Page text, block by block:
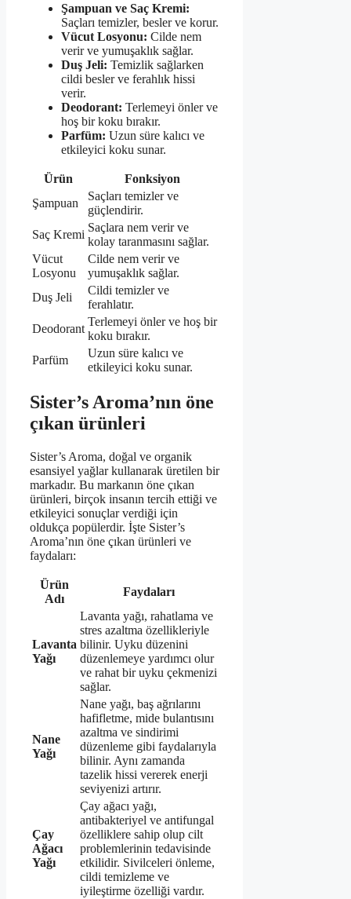
Şampuan ve Saç Kremi:
Saçları temizler, besler ve korur.
Vücut Losyonu: Cilde nem
verir ve yumuşaklık sağlar.
Duş Jeli: Temizlik sağlarken
cildi besler ve ferahlık hissi
verir.
Deodorant: Terlemeyi önler ve
hoş bir koku bırakır.
Parfüm: Uzun süre kalıcı ve
etkileyici koku sunar.
Ürün
Fonksiyon
Şampuan
Saçları temizler ve
güçlendirir.
Saç Kremi
Saçlara nem verir ve
kolay taranmasını sağlar.
Vücut
Losyonu
Cilde nem verir ve
yumuşaklık sağlar.
Duş Jeli
Cildi temizler ve
ferahlatır.
Deodorant
Terlemeyi önler ve hoş bir
koku bırakır.
Parfüm
Uzun süre kalıcı ve
etkileyici koku sunar.
Sister’s Aroma’nın öne
çıkan ürünleri
Sister’s Aroma, doğal ve organik
esansiyel yağlar kullanarak üretilen bir
markadır. Bu markanın öne çıkan
ürünleri, birçok insanın tercih ettiği ve
etkileyici sonuçlar verdiği için
oldukça popülerdir. İşte Sister’s
Aroma’nın öne çıkan ürünleri ve
faydaları:
Ürün
Adı
Faydaları
Lavanta
Yağı
Lavanta yağı, rahatlama ve
stres azaltma özellikleriyle
bilinir. Uyku düzenini
düzenlemeye yardımcı olur
ve rahat bir uyku çekmenizi
sağlar.
Nane
Yağı
Nane yağı, baş ağrılarını
hafifletme, mide bulantısını
azaltma ve sindirimi
düzenleme gibi faydalarıyla
bilinir. Aynı zamanda
tazelik hissi vererek enerji
seviyenizi artırır.
Çay
Ağacı
Yağı
Çay ağacı yağı,
antibakteriyel ve antifungal
özelliklere sahip olup cilt
problemlerinin tedavisinde
etkilidir. Sivilceleri önleme,
cildi temizleme ve
iyileştirme özelliği vardır.